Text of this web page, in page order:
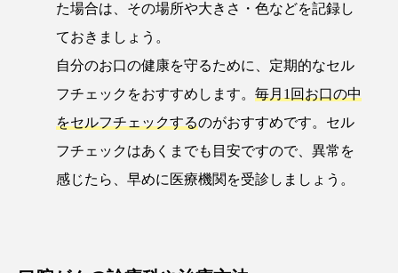
た場合は、その場所や大きさ・色などを記録し
ておきましょう。
自分のお口の健康を守るために、定期的なセル
フチェックをおすすめします。 毎月1回お口の中
をセルフチェックするのがおすすめです。セル
フチェックはあくまでも目安ですので、異常を
感じたら、早めに医療機関を受診しましょう。